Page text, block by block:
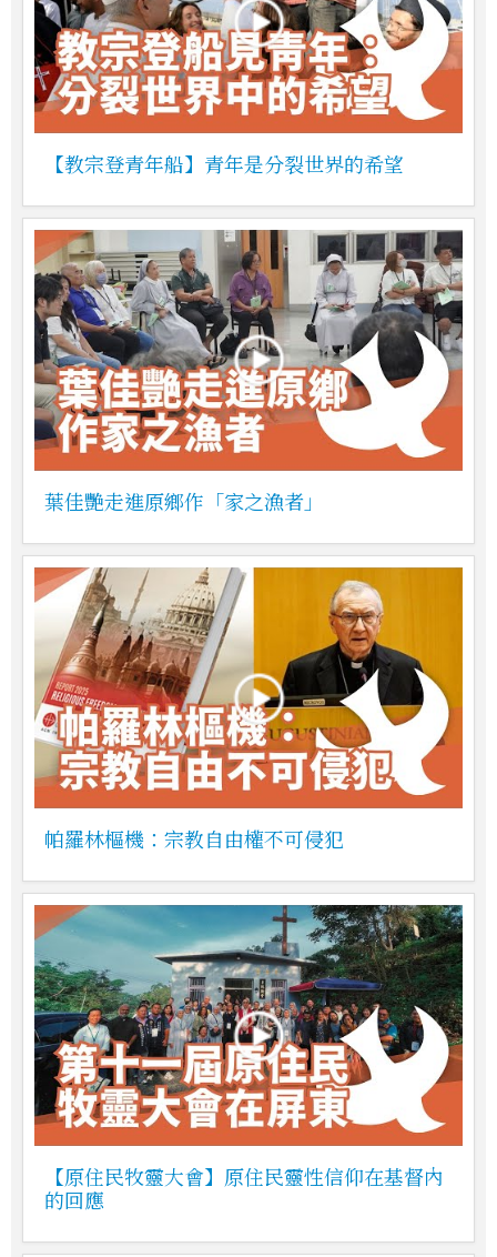
【教宗登青年船】青年是分裂世界的希望
葉佳艷走進原鄉作「家之漁者」
帕羅林樞機：宗教自由權不可侵犯
【原住民牧靈大會】原住民靈性信仰在基督內
的回應